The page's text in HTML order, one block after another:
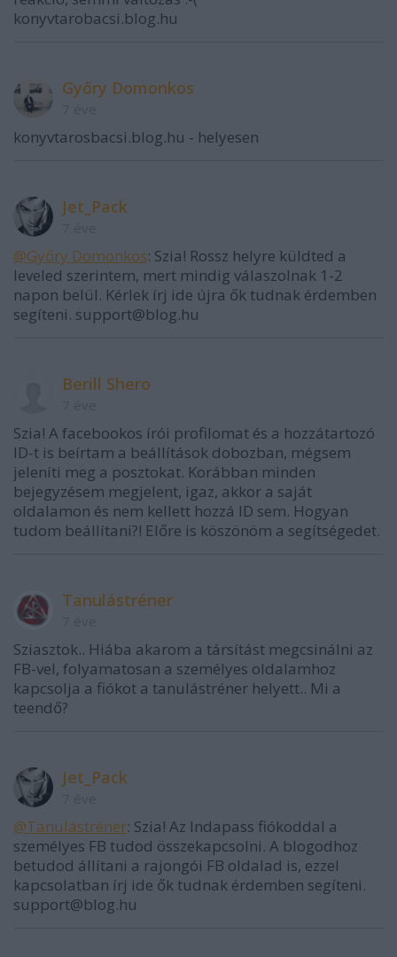
konyvtarobacsi.blog.hu
Győry Domonkos
konyvtarosbacsi.blog.hu - helyesen
Jet_Pack
@Győry Domonkos: Szia! Rossz helyre küldted a
leveled szerintem, mert mindig válaszolnak 1-2
napon belül. Kérlek írj ide újra ők tudnak érdemben
segíteni. support@blog.hu
Berill Shero
Szia! A facebookos írói profilomat és a hozzátartozó
ID-t is beírtam a beállítások dobozban, mégsem
jeleníti meg a posztokat. Korábban minden
bejegyzésem megjelent, igaz, akkor a saját
oldalamon és nem kellett hozzá ID sem. Hogyan
tudom beállítani?! Előre is köszönöm a segítségedet.
Tanulástréner
Sziasztok.. Hiába akarom a társítást megcsinálni az
FB-vel, folyamatosan a személyes oldalamhoz
kapcsolja a fiókot a tanulástréner helyett.. Mi a
teendő?
Jet_Pack
@Tanulástréner: Szia! Az Indapass fiókoddal a
személyes FB tudod összekapcsolni. A blogodhoz
betudod állítani a rajongói FB oldalad is, ezzel
kapcsolatban írj ide ők tudnak érdemben segíteni.
support@blog.hu